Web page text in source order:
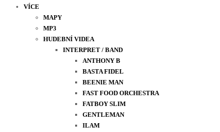
VÍCE
MAPY
MP3
HUDEBNÍ VIDEA
INTERPRET / BAND
ANTHONY B
BASTA FIDEL
BEENIE MAN
FAST FOOD ORCHESTRA
FATBOY SLIM
GENTLEMAN
ILAM